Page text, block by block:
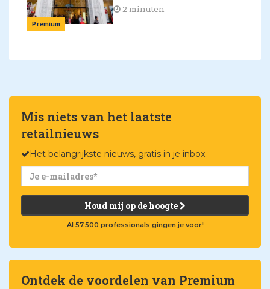
Premium
2 minuten
Mis niets van het laatste
retailnieuws
Het belangrijkste nieuws, gratis in je inbox
Houd mij op de hoogte
Al 57.500 professionals gingen je voor!
Ontdek de voordelen van Premium